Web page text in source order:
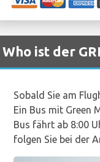
Who ist der
Sobald Sie am
Ein Bus mit Green
Bus fährt ab 8:00
folgen Sie bei der